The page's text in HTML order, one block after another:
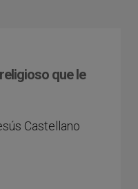
que le
Castellano